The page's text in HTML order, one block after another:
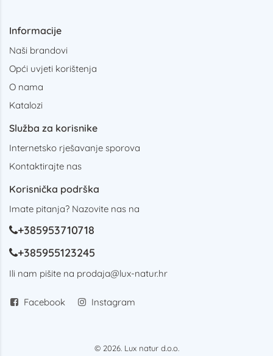
Informacije
Naši brandovi
Opći uvjeti korištenja
O nama
Katalozi
Služba za korisnike
Internetsko rješavanje sporova
Kontaktirajte nas
Korisnička podrška
Imate pitanja? Nazovite nas na
+385953710718
+385955123245
Ili nam pišite na prodaja@lux-natur.hr
Facebook Instagram
© 2026. Lux natur d.o.o.